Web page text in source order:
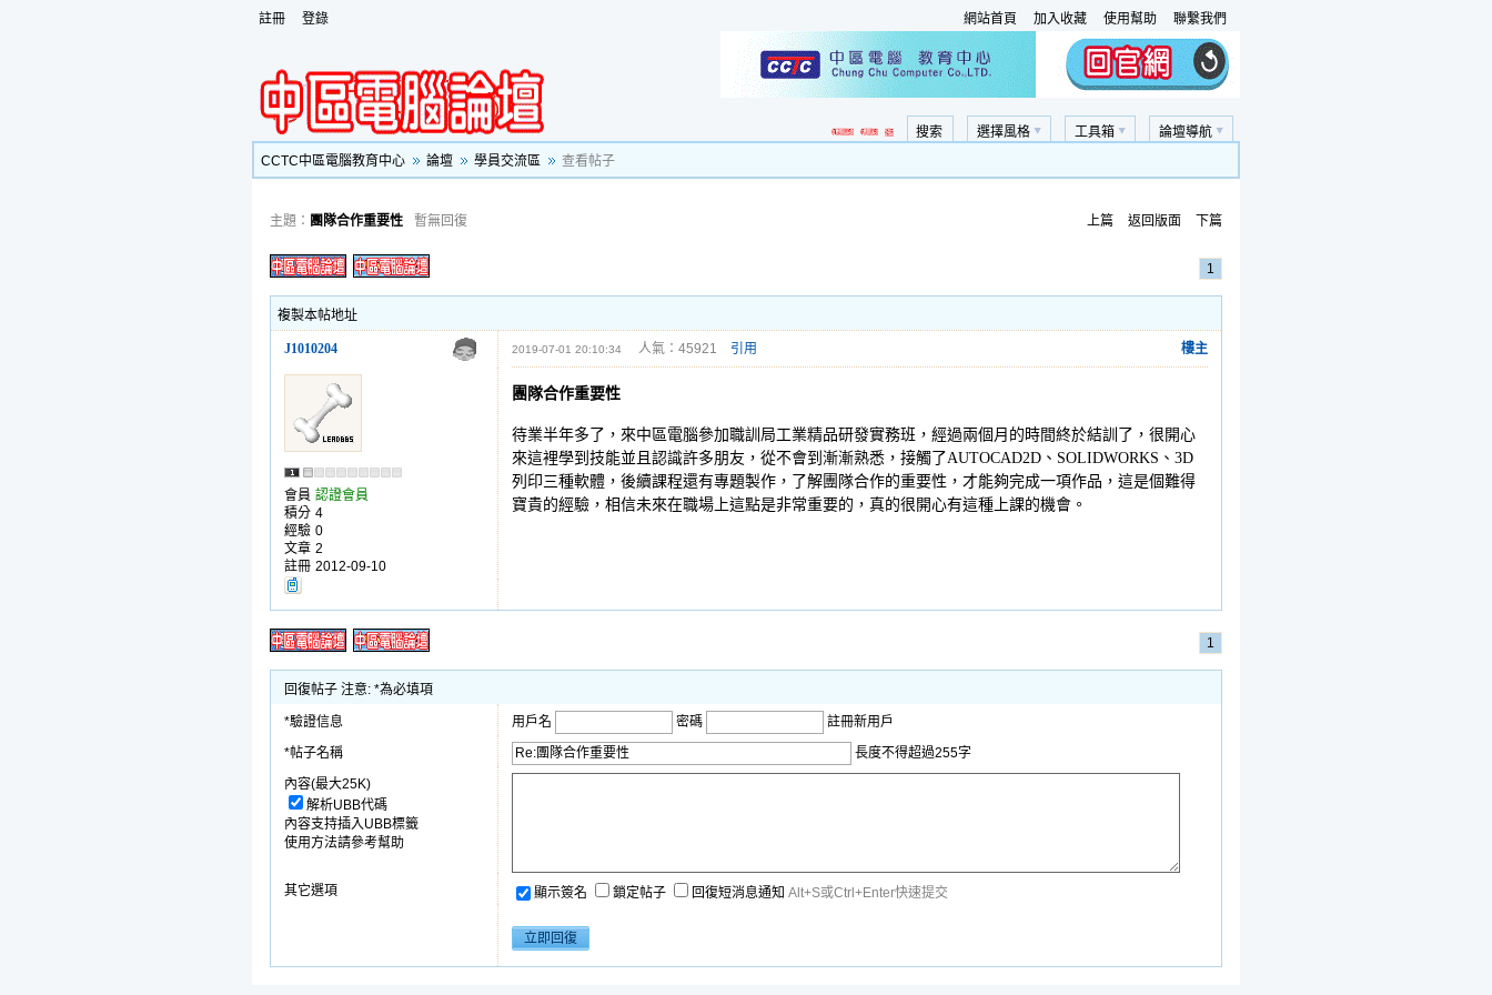
註冊 登錄 網站首頁 加入收藏 使用幫助 聯繫我們
論壇導航
工具箱
選擇風格
搜索
CCTC中區電腦教育中心
論壇 學員交流區 查看帖子
主題： 團隊合作重要性 暫無回復 上篇 返回版面 下篇
1
複製本帖地址
J1010204 2019-07-01 20:10:34 人氣：45921 引用 樓主
會員 認證會員
積分 4
經驗 0
文章 2
註冊 2012-09-10
團隊合作重要性
待業半年多了，來中區電腦參加職訓局工業精品研發實務班，經過兩個月的時間終於結訓了，很開心
來這裡學到技能並且認識許多朋友，從不會到漸漸熟悉，接觸了AUTOCAD2D、SOLIDWORKS、3D
列印三種軟體，後續課程還有專題製作，了解團隊合作的重要性，才能夠完成一項作品，這是個難得
寶貴的經驗，相信未來在職場上這點是非常重要的，真的很開心有這種上課的機會。
1
回復帖子 注意: *為必填項
*驗證信息 用戶名 密碼
註冊新用戶
*帖子名稱
長度不得超過255字
內容(最大25K)
解析UBB代碼
內容支持插入UBB標籤
使用方法請參考幫助
其它選項 顯示簽名 鎖定帖子 回復短消息通知 Alt+S或Ctrl+Enter快速提交